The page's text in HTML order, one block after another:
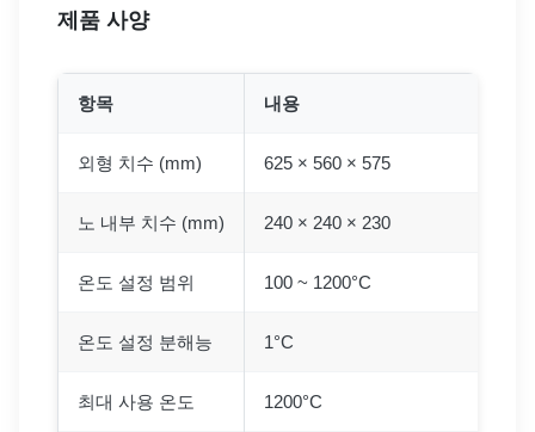
제품 사양
항목 내용
외형 치수 (mm) 625 × 560 × 575
노 내부 치수 (mm) 240 × 240 × 230
온도 설정 범위 100 ~ 1200°C
온도 설정 분해능 1°C
최대 사용 온도 1200°C